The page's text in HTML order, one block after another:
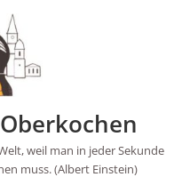
weil man in jeder Sekunde
muss. (Albert Einstein)